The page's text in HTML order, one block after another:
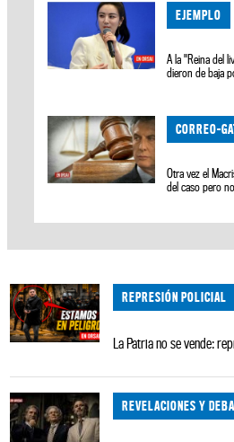
EJEMPLO
A la "Reina del
dieron de baja
CORREO-
Otra vez el
del caso pero
REPRESIÓN POLICIAL
La Patria no se vende:
REVELACIONES Y